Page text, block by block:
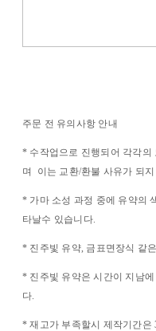
주문 전 유의사항 안내
* 수작업으로 진행되어 각각의
며 이는 교환/환불 사유가 되
* 가마 소성 과정 중에 유약의
타날수 있습니다.
* 진주빛 유약, 금표면장식 같
* 진주빛 유약은 시간이 지남
다.
* 재고가 부족할시 제작기간은